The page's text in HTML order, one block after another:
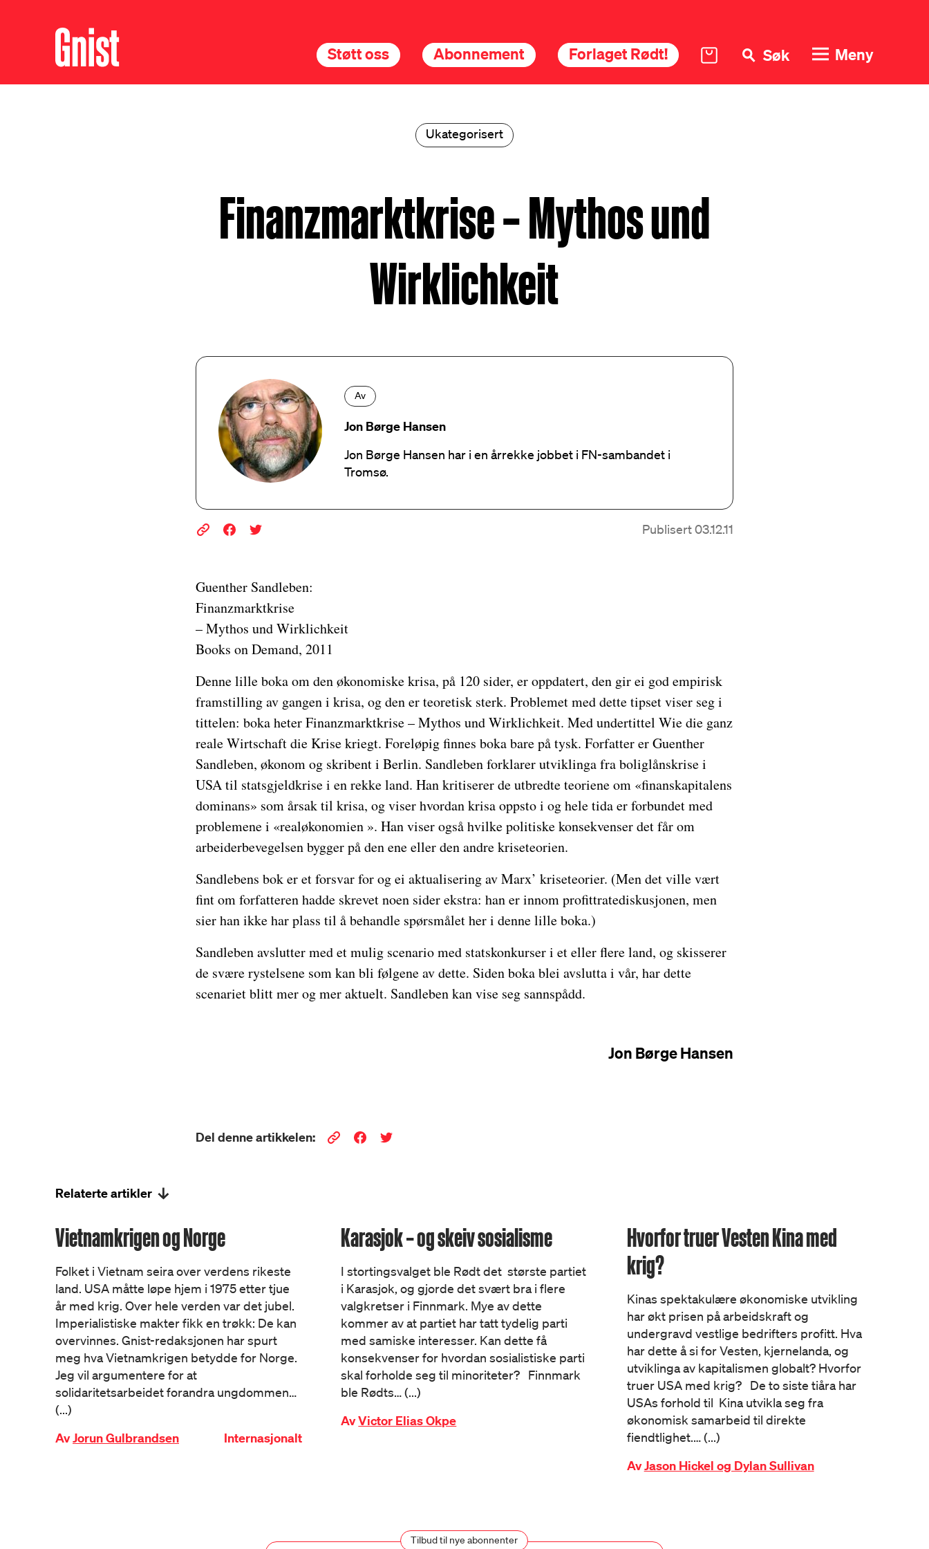
Støtt oss Abonnement Forlaget Rødt! Søk Meny
Ukategorisert
Finanzmarktkrise – Mythos und
Wirklichkeit
Av
Jon Børge Hansen
Jon Børge Hansen har i en årrekke jobbet i FN-sambandet i
Tromsø.
Publisert 03.12.11
Guenther Sandleben:
Finanzmarktkrise
– Mythos und Wirklichkeit
Books on Demand, 2011
Denne lille boka om den økonomiske krisa, på 120 sider, er oppdatert, den gir ei god empirisk
framstilling av gangen i krisa, og den er teoretisk sterk. Problemet med dette tipset viser seg i
tittelen: boka heter Finanzmarktkrise – Mythos und Wirklichkeit. Med undertittel Wie die ganz
reale Wirtschaft die Krise kriegt. Foreløpig finnes boka bare på tysk. Forfatter er Guenther
Sandleben, økonom og skribent i Berlin. Sandleben forklarer utviklinga fra boliglånskrise i
USA til statsgjeldkrise i en rekke land. Han kritiserer de utbredte teoriene om «finanskapitalens
dominans» som årsak til krisa, og viser hvordan krisa oppsto i og hele tida er forbundet med
problemene i «realøkonomien ». Han viser også hvilke politiske konsekvenser det får om
arbeiderbevegelsen bygger på den ene eller den andre kriseteorien.
Sandlebens bok er et forsvar for og ei aktualisering av Marx’ kriseteorier. (Men det ville vært
fint om forfatteren hadde skrevet noen sider ekstra: han er innom profittratediskusjonen, men
sier han ikke har plass til å behandle spørsmålet her i denne lille boka.)
Sandleben avslutter med et mulig scenario med statskonkurser i et eller flere land, og skisserer
de svære rystelsene som kan bli følgene av dette. Siden boka blei avslutta i vår, har dette
scenariet blitt mer og mer aktuelt. Sandleben kan vise seg sannspådd.
Jon Børge Hansen
Del denne artikkelen:
Relaterte artikler
Vietnamkrigen og Norge
Folket i Vietnam seira over verdens rikeste
land. USA måtte løpe hjem i 1975 etter tjue
år med krig. Over hele verden var det jubel.
Imperialistiske makter fikk en trøkk: De kan
overvinnes. Gnist-redaksjonen har spurt
meg hva Vietnamkrigen betydde for Norge.
Jeg vil argumentere for at
solidaritetsarbeidet forandra ungdommen…
(...)
AvJorun Gulbrandsen Internasjonalt
Karasjok – og skeiv sosialisme
I stortingsvalget ble Rødt det største partiet
i Karasjok, og gjorde det svært bra i flere
valgkretser i Finnmark. Mye av dette
kommer av at partiet har tatt tydelig parti
med samiske interesser. Kan dette få
konsekvenser for hvordan sosialistiske parti
skal forholde seg til minoriteter? Finnmark
ble Rødts… (...)
AvVictor Elias Okpe
Hvorfor truer Vesten Kina med
krig?
Kinas spektakulære økonomiske utvikling
har økt prisen på arbeidskraft og
undergravd vestlige bedrifters profitt. Hva
har dette å si for Vesten, kjernelanda, og
utviklinga av kapitalismen globalt? Hvorfor
truer USA med krig? De to siste tiåra har
USAs forhold til Kina utvikla seg fra
økonomisk samarbeid til direkte
fiendtlighet.… (...)
AvJason Hickel og Dylan Sullivan
Tilbud til nye abonnenter